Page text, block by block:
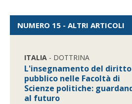
NUMERO 15 - ALTRI ARTICOLI
ITALIA - DOTTRINA
L'insegnamento del diritto
pubblico nelle Facoltà di
Scienze politiche:
al futuro